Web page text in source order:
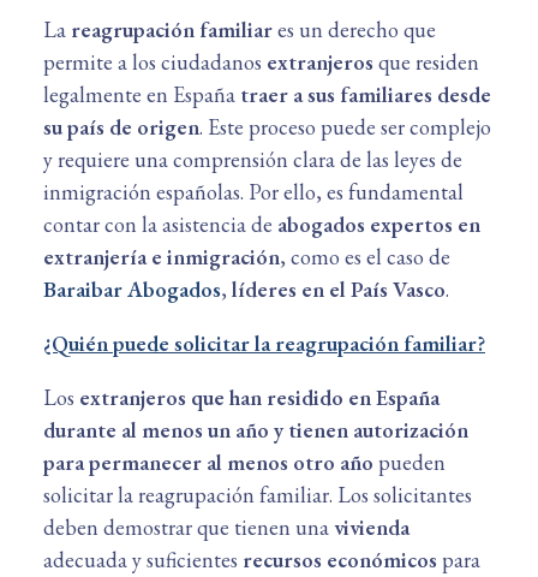
La reagrupación familiares un derecho que
permite a los ciudadanos extranjeros que residen
legalmente en España traer a sus familiares desde
su país de origen. Este proceso puede ser complejo
y requiere una comprensión clara de las leyes de
inmigración españolas. Por ello, es fundamental
contar con la asistencia de abogados expertos en
extranjería e inmigración, como es el caso de
Baraibar Abogados, líderes en el País Vasco.
¿Quién puede solicitar la reagrupación familiar?
Los extranjeros que han residido en España
durante al menos un año y tienen autorización
para permanecer al menos otro año pueden
solicitar la reagrupación familiar. Los solicitantes
deben demostrar que tienen unavivienda
adecuada y suficientes recursos económicos para